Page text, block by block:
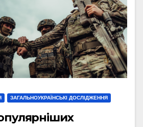
ЗАГАЛЬНОУКРАЇНСЬКІ ДОСЛІДЖЕННЯ